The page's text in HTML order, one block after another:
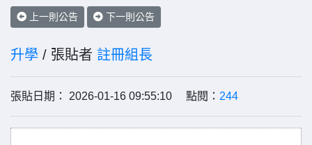
上一則公告 下一則公告
升學 / 張貼者 註冊組長
張貼日期： 2026-01-16 09:55:10 點閱： 244